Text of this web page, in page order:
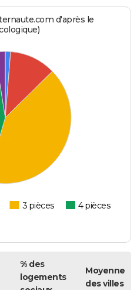
d'après le
3 pièces
4 pièces
% des
logements
Moyenne
des villes